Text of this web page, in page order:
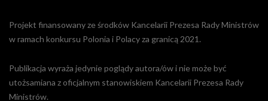
Projekt finansowany ze środków Kancelarii Prezesa Rady Ministrów
w ramach konkursu Polonia i Polacy za granicą 2021.
Publikacja wyraża jedynie poglądy autora/ów i nie może być
utożsamiana z oficjalnym stanowiskiem Kancelarii Prezesa Rady
Ministrów.